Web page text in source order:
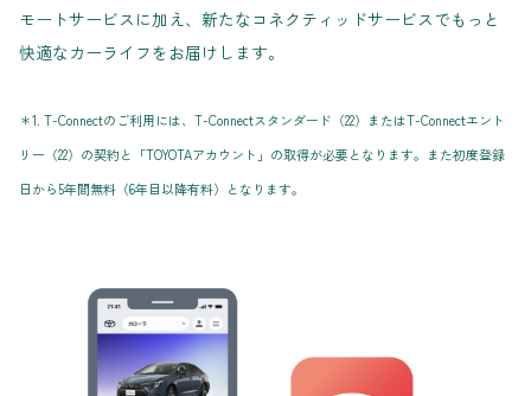
モートサービスに加え、新たなコネクティッドサービスでもっと
快適なカーライフをお届けします。
＊1. T-Connectのご利用には、T-Connectスタンダード（22）またはT-Connectエント
リー（22）の契約と「TOYOTAアカウント」の取得が必要となります。また初度登録
日から5年間無料（6年目以降有料）となります。